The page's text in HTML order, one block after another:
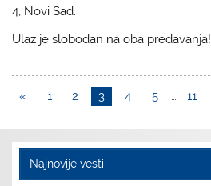
4, Novi Sad.
Ulaz je slobodan na oba predavanja!
« 1 2 3 4 5 … 11
Najnovije vesti